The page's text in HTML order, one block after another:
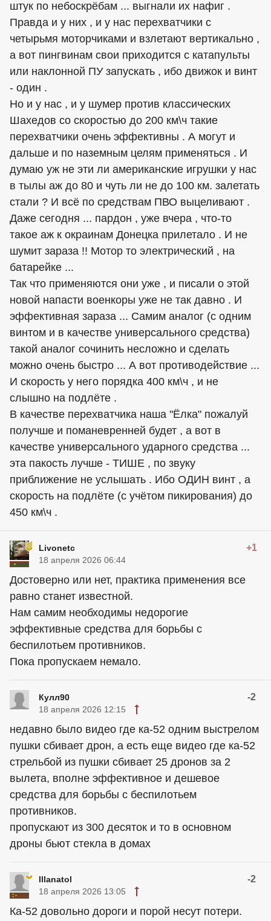
штук по небоскрёбам ... выгнали их нафиг .
Правда и у них , и у нас перехватчики с
четырьмя моторчиками и взлетают вертикально ,
а вот пингвинам свои приходится с катапульты
или наклонной ПУ запускать , ибо движок и винт
- один .
Но и у нас , и у шумер против классических
Шахедов со скоростью до 200 км\ч такие
перехватчики очень эффективны . А могут и
дальше и по наземным целям применяться . И
думаю уж не эти ли американские игрушки у нас
в тылы аж до 80 и чуть ли не до 100 км. залетать
стали ? И всё по средствам ПВО выцеливают .
Даже сегодня ... пардон , уже вчера , что-то
такое аж к окраинам Донецка прилетало . И не
шумит зараза !! Мотор то электрический , на
батарейке ...
Так что применяются они уже , и писали о этой
новой напасти военкоры уже не так давно . И
эффективная зараза ... Самим аналог (с одним
винтом и в качестве универсального средства)
такой аналог сочинить несложно и сделать
можно очень быстро ... А вот противодействие ...
И скорость у него порядка 400 км\ч , и не
слышно на подлёте .
В качестве перехватчика наша "Ёлка" пожалуй
получше и поманевренней будет , а вот в
качестве универсального ударного средства ...
эта пакость лучше - ТИШЕ , по звуку
приближение не услышать . Ибо ОДИН винт , а
скорость на подлёте (с учётом пикирования) до
450 км\ч .
Livonetc +1
18 апреля 2026 06:44
Достоверно или нет, практика применения все
равно станет известной.
Нам самим необходимы недорогие
эффективные средства для борьбы с
беспилотьем противников.
Пока пропускаем немало.
Кулл90 -2
18 апреля 2026 12:15
недавно было видео где ка-52 одним выстрелом
пушки сбивает дрон, а есть еще видео где ка-52
стрельбой из пушки сбивает 25 дронов за 2
вылета, вполне эффективное и дешевое
средства для борьбы с беспилотьем
противников.
пропускают из 300 десяток и то в основном
дроны бьют стекла в домах
Illanatol -2
18 апреля 2026 13:05
Ка-52 довольно дороги и порой несут потери.